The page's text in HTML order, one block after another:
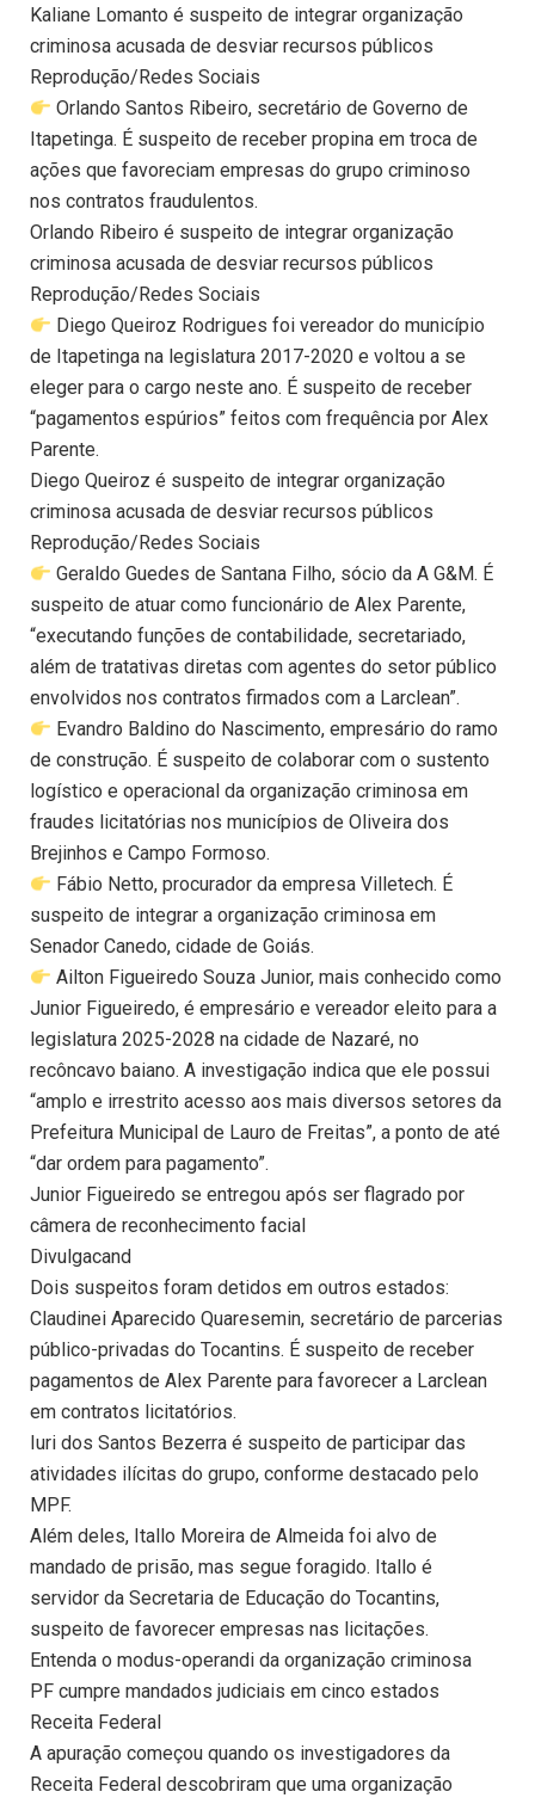
Kaliane Lomanto é suspeito de integrar organização
criminosa acusada de desviar recursos públicos
Reprodução/Redes Sociais
Orlando Santos Ribeiro, secretário de Governo de
Itapetinga. É suspeito de receber propina em troca de
ações que favoreciam empresas do grupo criminoso
nos contratos fraudulentos.
Orlando Ribeiro é suspeito de integrar organização
criminosa acusada de desviar recursos públicos
Reprodução/Redes Sociais
Diego Queiroz Rodrigues foi vereador do município
de Itapetinga na legislatura 2017-2020 e voltou a se
eleger para o cargo neste ano. É suspeito de receber
“pagamentos espúrios” feitos com frequência por Alex
Parente.
Diego Queiroz é suspeito de integrar organização
criminosa acusada de desviar recursos públicos
Reprodução/Redes Sociais
Geraldo Guedes de Santana Filho, sócio da A G&M. É
suspeito de atuar como funcionário de Alex Parente,
“executando funções de contabilidade, secretariado,
além de tratativas diretas com agentes do setor público
envolvidos nos contratos firmados com a Larclean”.
Evandro Baldino do Nascimento, empresário do ramo
de construção. É suspeito de colaborar com o sustento
logístico e operacional da organização criminosa em
fraudes licitatórias nos municípios de Oliveira dos
Brejinhos e Campo Formoso.
Fábio Netto, procurador da empresa Villetech. É
suspeito de integrar a organização criminosa em
Senador Canedo, cidade de Goiás.
Ailton Figueiredo Souza Junior, mais conhecido como
Junior Figueiredo, é empresário e vereador eleito para a
legislatura 2025-2028 na cidade de Nazaré, no
recôncavo baiano. A investigação indica que ele possui
“amplo e irrestrito acesso aos mais diversos setores da
Prefeitura Municipal de Lauro de Freitas”, a ponto de até
“dar ordem para pagamento”.
Junior Figueiredo se entregou após ser flagrado por
câmera de reconhecimento facial
Divulgacand
Dois suspeitos foram detidos em outros estados:
Claudinei Aparecido Quaresemin, secretário de parcerias
público-privadas do Tocantins. É suspeito de receber
pagamentos de Alex Parente para favorecer a Larclean
em contratos licitatórios.
Iuri dos Santos Bezerra é suspeito de participar das
atividades ilícitas do grupo, conforme destacado pelo
MPF.
Além deles, Itallo Moreira de Almeida foi alvo de
mandado de prisão, mas segue foragido. Itallo é
servidor da Secretaria de Educação do Tocantins,
suspeito de favorecer empresas nas licitações.
Entenda o modus-operandi da organização criminosa
PF cumpre mandados judiciais em cinco estados
Receita Federal
A apuração começou quando os investigadores da
Receita Federal descobriram que uma organização